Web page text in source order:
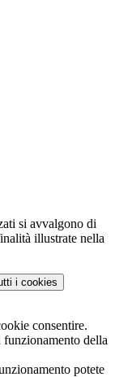
si avvalgono di
illustrate nella
i cookies
consentire.
della
potete